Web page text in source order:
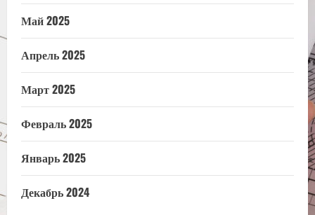
Май 2025
Апрель 2025
Март 2025
Февраль 2025
Январь 2025
Декабрь 2024